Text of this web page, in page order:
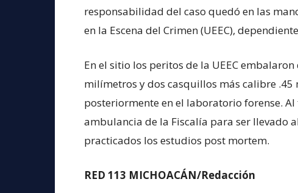
responsabilidad del caso quedó en las
en la Escena del Crimen (UEEC),
En el sitio los peritos de la UEEC
milímetros y dos casquillos más calibre
posteriormente en el laboratorio forense.
ambulancia de la Fiscalía para ser llevado
practicados los estudios post mortem.
RED 113 MICHOACÁN/Redacción